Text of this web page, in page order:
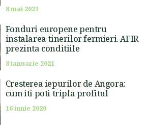
8 mai 2021
Fonduri europene pentru
instalarea tinerilor fermieri. AFIR
prezinta conditiile
8 ianuarie 2021
Cresterea iepurilor de Angora:
cum iti poti tripla profitul
16 iunie 2020